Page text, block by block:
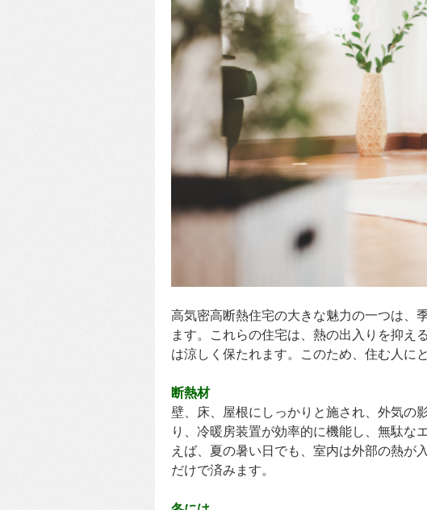
高気密高断熱住宅の大きな魅力の一つは、
ます。これらの住宅は、熱の出入りを抑え
は涼しく保たれます。このため、住む人に
断熱材
壁、床、屋根にしっかりと施され、外気の
り、冷暖房装置が効率的に機能し、無駄な
えば、夏の暑い日でも、室内は外部の熱が
だけで済みます。